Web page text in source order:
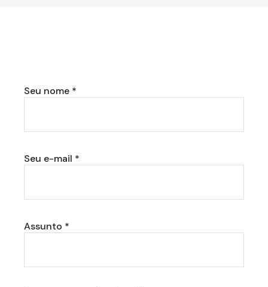
Seu nome *
Seu e-mail *
Assunto *